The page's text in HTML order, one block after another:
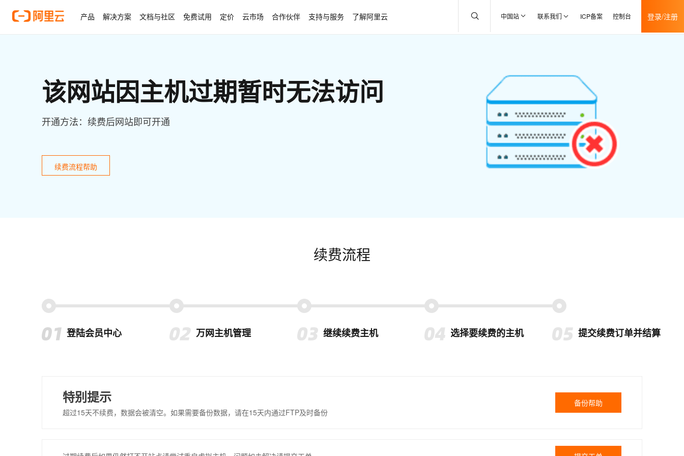
产品 解决方案 文档与社区 免费试用 定价 云市场 合作伙伴 支持与服务 了解阿里云 中国站 联系我们 ICP备案 控制台 登录/注册
该网站因主机过期暂时无法访问
开通方法：续费后网站即可开通
续费流程帮助
续费流程
登陆会员中心 万网主机管理 继续续费主机 选择要续费的主机 提交续费订单并结算
特别提示
超过15天不续费，数据会被清空。如果需要备份数据，请在15天内通过FTP及时备份
备份帮助